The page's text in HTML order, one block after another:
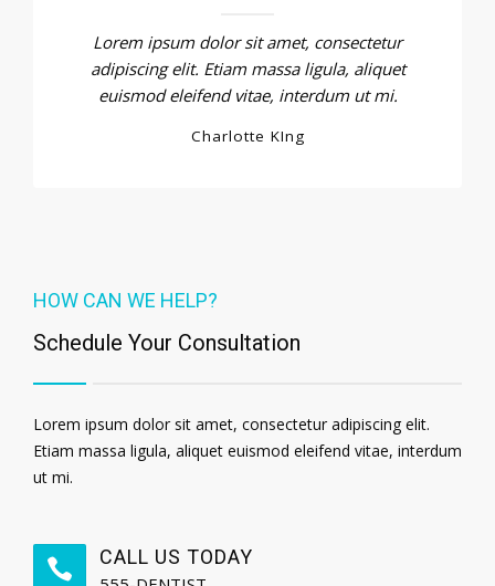
Lorem ipsum dolor sit amet, consectetur
adipiscing elit. Etiam massa ligula, aliquet
euismod eleifend vitae, interdum ut mi.
Charlotte KIng
HOW CAN WE HELP?
Schedule Your Consultation
Lorem ipsum dolor sit amet, consectetur adipiscing elit.
Etiam massa ligula, aliquet euismod eleifend vitae, interdum
ut mi.
CALL US TODAY